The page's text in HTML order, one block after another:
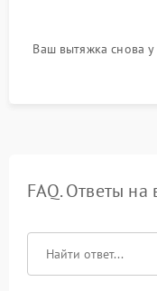
Ваш вытяжка снова
FAQ. Ответы на